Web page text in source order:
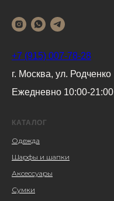
+7 (915) 007-78-28
г. Москва, ул. Родченко
Ежедневно 10:00-21:00
КАТАЛОГ
Одежда
Шарфы и шапки
Аксессуары
Сумки